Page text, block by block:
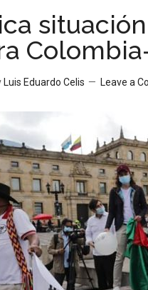
Luis Eduardo Celis Leave a